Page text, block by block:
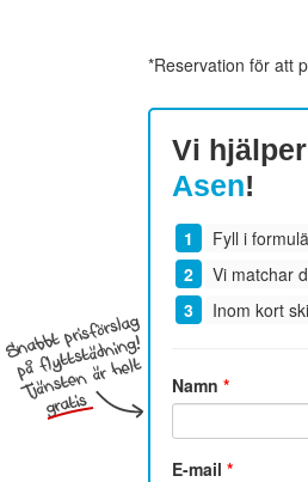
*Reservation för att
Vi
Asen!
Fyll i
Vi matchar
Inom kort
Namn *
E-mail *